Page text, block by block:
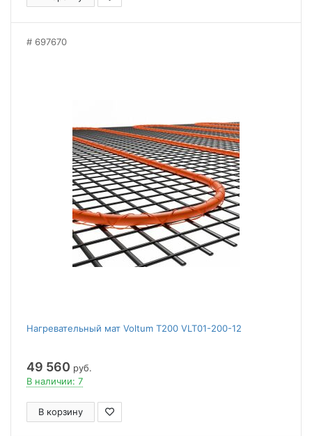
697670
Нагревательный мат Voltum Т200 VLT01-200-12
49 560 руб.
В наличии: 7
В корзину